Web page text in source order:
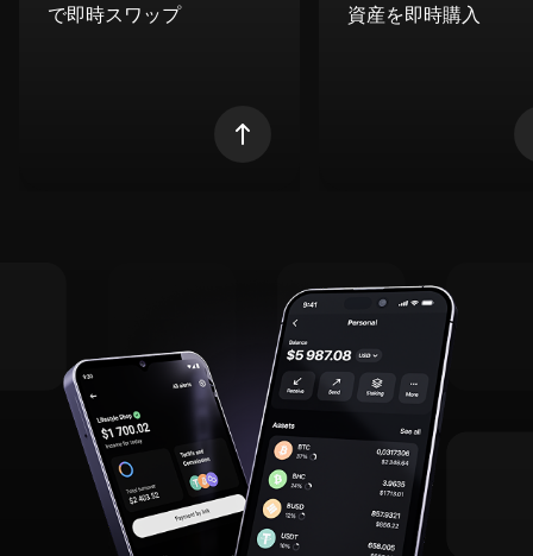
で即時スワップ
資産を即時購入